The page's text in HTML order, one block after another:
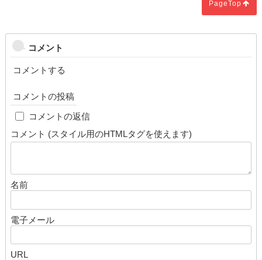
PageTop
コメント
コメントする
コメントの投稿
コメントの返信
コメント (スタイル用のHTMLタグを使えます)
名前
電子メール
URL